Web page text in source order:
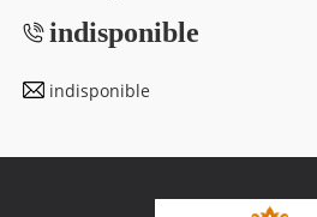
indisponible
indisponible